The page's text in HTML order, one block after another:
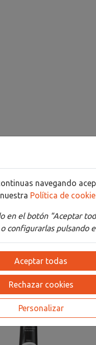
navegando
Política de
en el botón "Aceptar
configurarlas pulsando
Aceptar todas
Rechazar cookies
Personalizar